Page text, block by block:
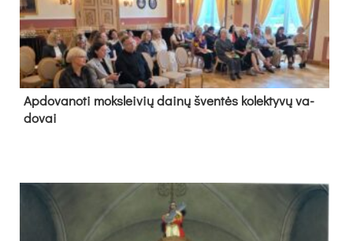
Ap­do­va­no­ti moks­lei­vių dai­nų šven­tės ko­lek­ty­vų va­
do­vai